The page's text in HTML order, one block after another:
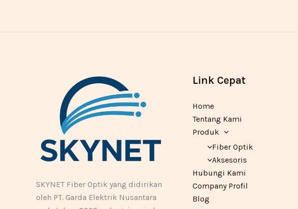
SKYNET Fiber Optik yang didirikan
oleh PT. Garda Elektrik Nusantara
Link Cepat
Home
Tentang Kami
Produk
Fiber Optik
Aksesoris
Hubungi Kami
Company Profil
Blog